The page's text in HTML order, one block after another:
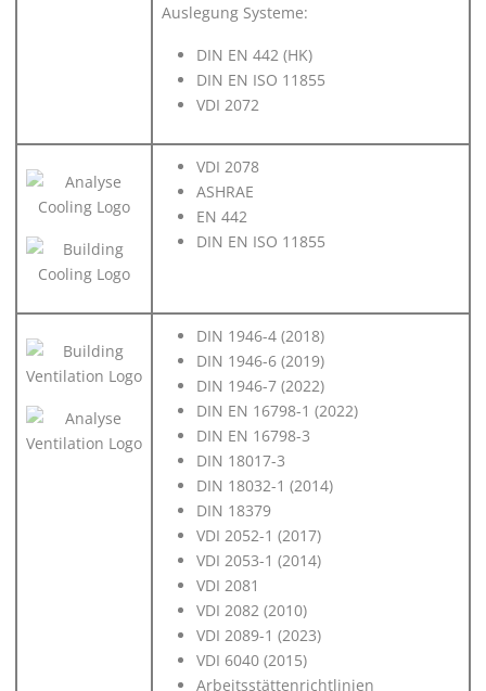
Auslegung Systeme:
DIN EN 442 (HK)
DIN EN ISO 11855
VDI 2072
VDI 2078
ASHRAE
EN 442
DIN EN ISO 11855
DIN 1946-4 (2018)
DIN 1946-6 (2019)
DIN 1946-7 (2022)
DIN EN 16798-1 (2022)
DIN EN 16798-3
DIN 18017-3
DIN 18032-1 (2014)
DIN 18379
VDI 2052-1 (2017)
VDI 2053-1 (2014)
VDI 2081
VDI 2082 (2010)
VDI 2089-1 (2023)
VDI 6040 (2015)
Arbeitsstättenrichtlinien